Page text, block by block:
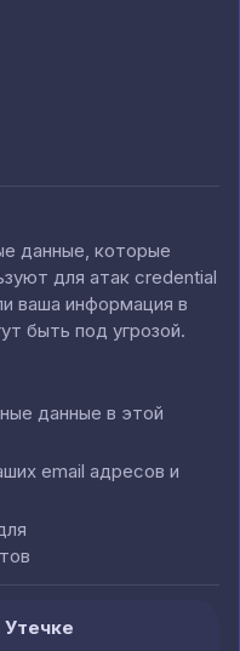
данные, которые
для атак credential
ваша информация в
быть под угрозой.
данные в этой
email адресов и
Утечке